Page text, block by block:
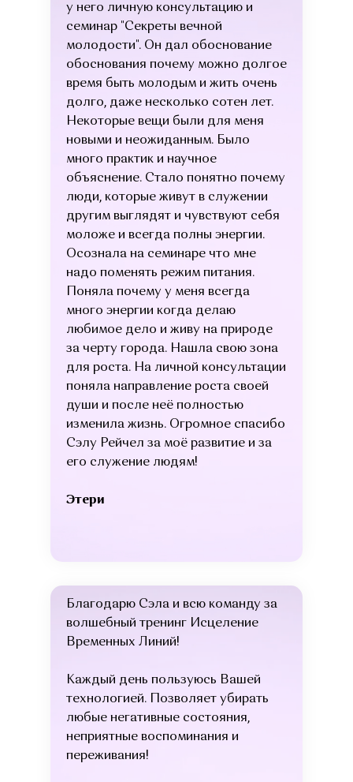
у него личную консультацию и
семинар "Секреты вечной
молодости". Он дал обоснование
обоснования почему можно долгое
время быть молодым и жить очень
долго, даже несколько сотен лет.
Некоторые вещи были для меня
новыми и неожиданным. Было
много практик и научное
объяснение. Стало понятно почему
люди, которые живут в служении
другим выглядят и чувствуют себя
моложе и всегда полны энергии.
Осознала на семинаре что мне
надо поменять режим питания.
Поняла почему у меня всегда
много энергии когда делаю
любимое дело и живу на природе
за черту города. Нашла свою зона
для роста. На личной консультации
поняла направление роста своей
души и после неё полностью
изменила жизнь. Огромное спасибо
Сэлу Рейчел за моё развитие и за
его служение людям!
Этери
Благодарю Сэла и всю команду за
волшебный тренинг Исцеление
Временных Линий!
Каждый день пользуюсь Вашей
технологией. Позволяет убирать
любые негативные состояния,
неприятные воспоминания и
переживания!